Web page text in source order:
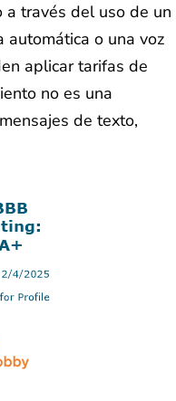
a través del uso de un
automática o una voz
aplicar tarifas de
no es una
de texto,